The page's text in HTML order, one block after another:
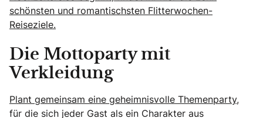
schönsten und romantischsten Flitterwochen-
Reiseziele.
Die Mottoparty mit
Verkleidung
Plant gemeinsam eine geheimnisvolle Themenparty,
für die sich jeder Gast als ein Charakter aus